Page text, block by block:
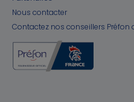
Nous contacter
Contactez nos conseillers Préfon